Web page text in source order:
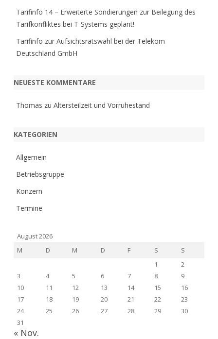
Tarifinfo 14 – Erweiterte Sondierungen zur Beilegung des
Tarifkonfliktes bei T-Systems geplant!
Tarifinfo zur Aufsichtsratswahl bei der Telekom
Deutschland GmbH
NEUESTE KOMMENTARE
Thomas zu Altersteilzeit und Vorruhestand
KATEGORIEN
Allgemein
Betriebsgruppe
Konzern
Termine
August 2026
M
D M D F S
S
1
2
3
4 5 6 7 8
9
10
11 12 13 14 15
16
17
18 19 20 21 22
23
24
25 26 27 28 29
30
31
« Nov.